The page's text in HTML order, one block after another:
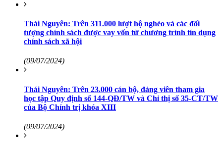
Thái Nguyên: Trên 311.000 lượt hộ nghèo và các đối
tượng chính sách được vay vốn từ chương trình tín dụng
chính sách xã hội
(09/07/2024)
Thái Nguyên: Trên 23.000 cán bộ, đảng viên tham gia
học tập Quy định số 144-QĐ/TW và Chỉ thị số 35-CT/TW
của Bộ Chính trị khóa XIII
(09/07/2024)